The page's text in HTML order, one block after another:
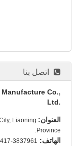
اتصل بنا
Co.,
Ltd.
العنوان: Liaoning
Province.
الهاتف: 3837961